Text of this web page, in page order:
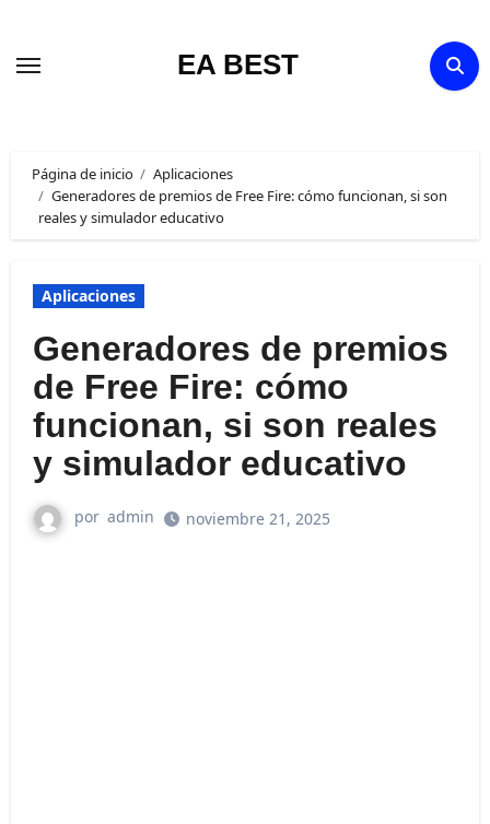
contenido
EA BEST
Página de inicio
Aplicaciones
Generadores de premios de Free Fire: cómo funcionan, si son
reales y simulador educativo
Aplicaciones
Generadores de premios
de Free Fire: cómo
funcionan, si son reales
y simulador educativo
por admin noviembre 21, 2025